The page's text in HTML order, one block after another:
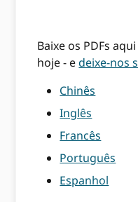
Baixe os PDFs
hoje - edeixe-nos
Chinês
Inglês
Francês
Português
Espanhol